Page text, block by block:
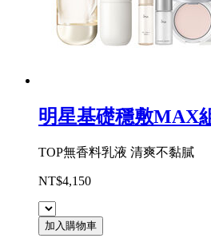
明星基礎穩敷MAX
TOP無香料乳液 清爽不黏膩
NT$4,150
加入購物車